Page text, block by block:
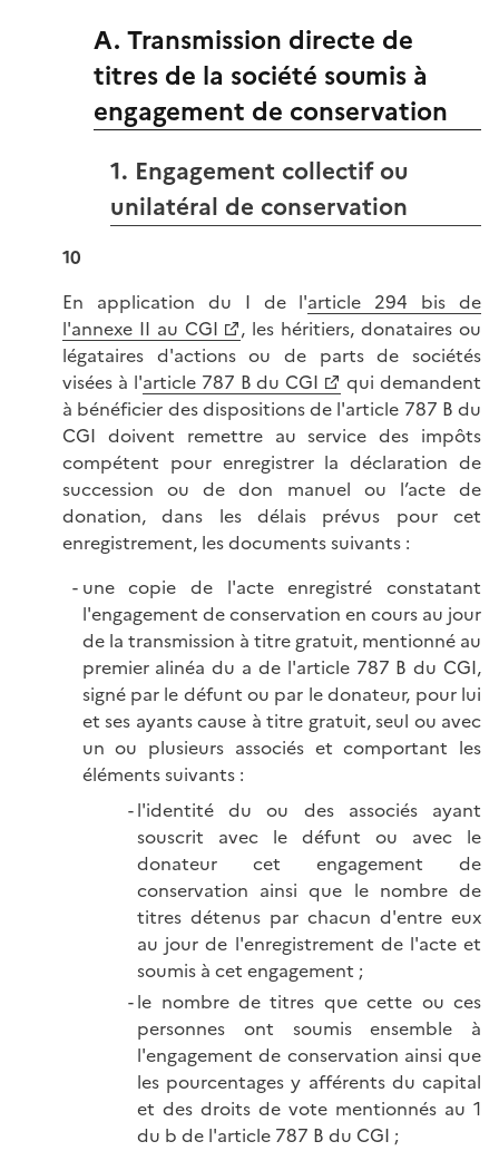
A. Transmission directe de
titres de la société soumis à
engagement de conservation
1. Engagement collectif ou
unilatéral de conservation
10
En application du I de l'article 294 bis de
l'annexe II au CGI
, les héritiers, donataires ou
légataires d'actions ou de parts de sociétés
visées à l'article 787 B du CGI
qui demandent
à bénéficier des dispositions de l'article 787 B du
CGI doivent remettre au service des impôts
compétent pour enregistrer la déclaration de
succession ou de don manuel ou l’acte de
donation, dans les délais prévus pour cet
enregistrement, les documents suivants :
une copie de l'acte enregistré constatant
l'engagement de conservation en cours au jour
de la transmission à titre gratuit, mentionné au
premier alinéa du a de l'article 787 B du CGI,
signé par le défunt ou par le donateur, pour lui
et ses ayants cause à titre gratuit, seul ou avec
un ou plusieurs associés et comportant les
éléments suivants :
l'identité du ou des associés ayant
souscrit avec le défunt ou avec le
donateur cet engagement de
conservation ainsi que le nombre de
titres détenus par chacun d'entre eux
au jour de l'enregistrement de l'acte et
soumis à cet engagement ;
le nombre de titres que cette ou ces
personnes ont soumis ensemble à
l'engagement de conservation ainsi que
les pourcentages y afférents du capital
et des droits de vote mentionnés au 1
du b de l'article 787 B du CGI ;